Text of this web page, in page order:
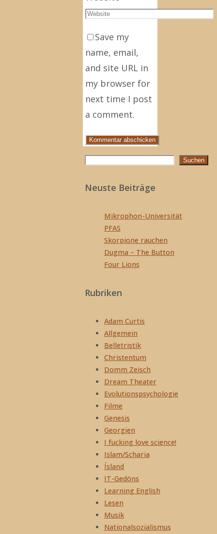
Save my
name, email,
and site URL in
my browser for
next time I post
a comment.
Suchen
Neuste Beiträge
Mikrophon-Universität
PFAS
Skorpione rauchen
Dugma – The Button
Four Lions
Rubriken
Adam Curtis
Allgemein
Belletristik
Christentum
Domm Zeisch
Dream Theater
Evolutionspsychologie
Filme
Genesis
Georgien
I fucking love science!
Islam/Scharia
Ísland
IT-Gedöns
Learning English
Lesen
Musik
Nationalsozialismus